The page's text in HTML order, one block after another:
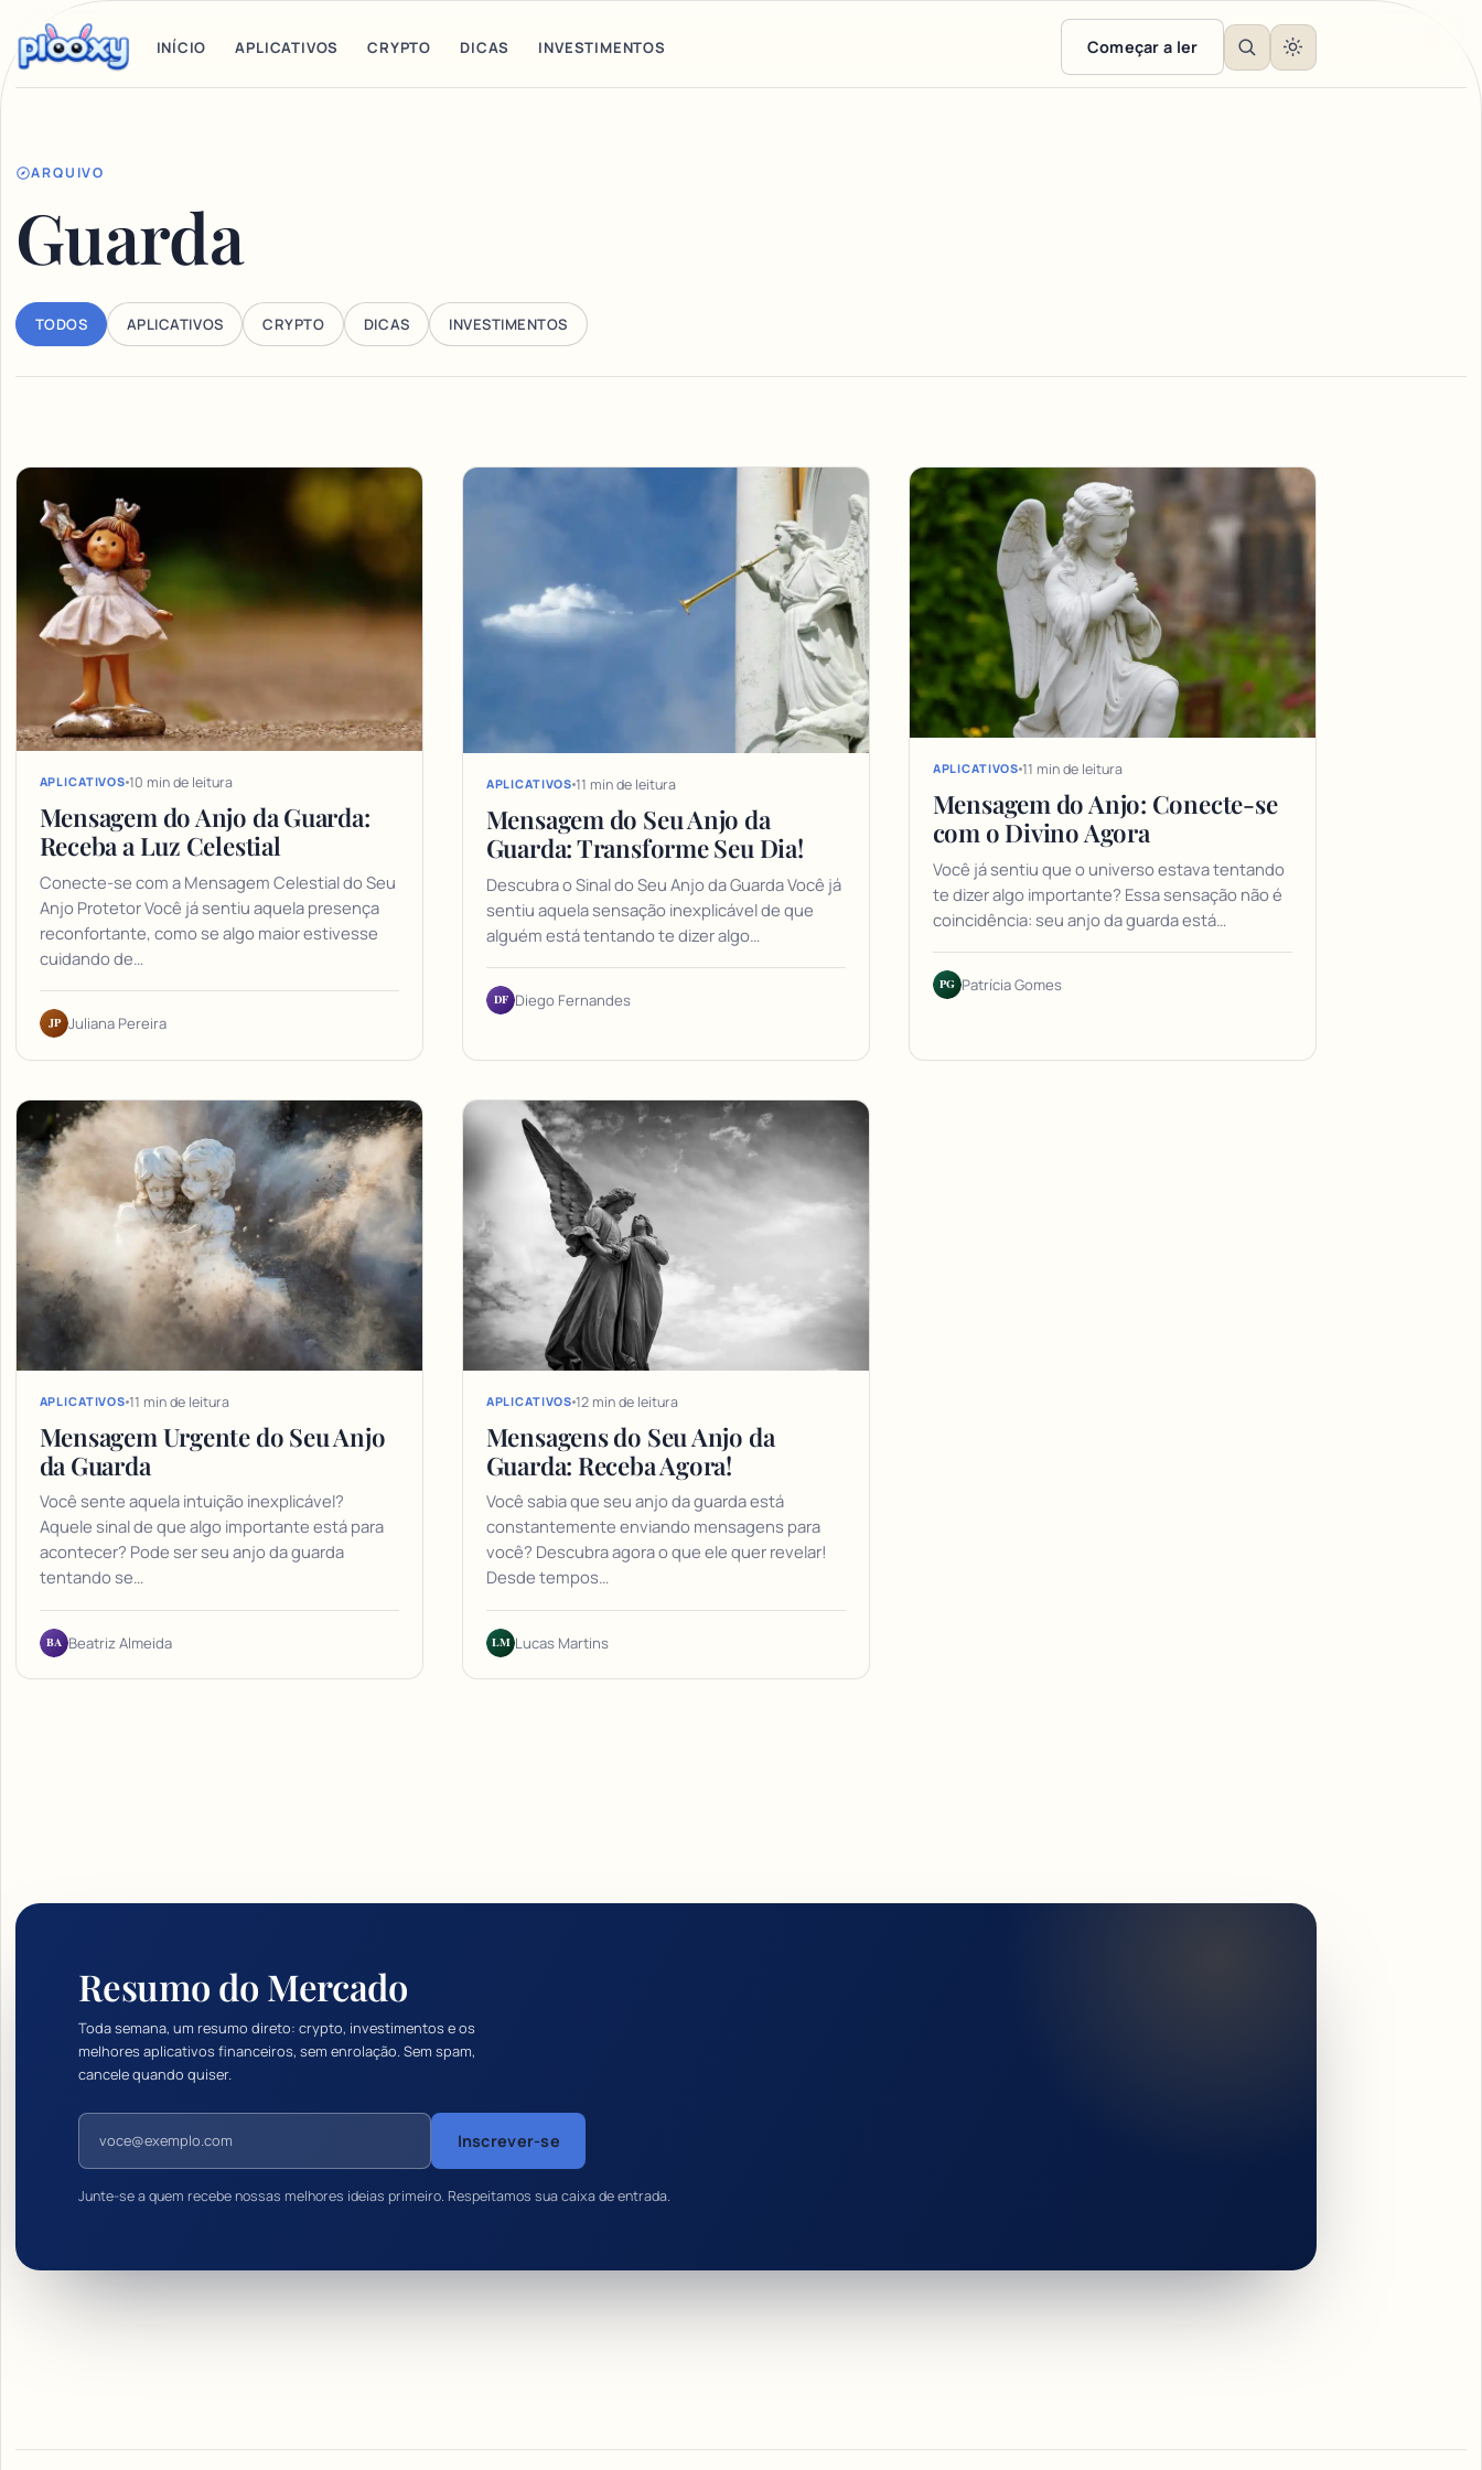
INÍCIO APLICATIVOS CRYPTO DICAS INVESTIMENTOS Começar a ler
ARQUIVO
Guarda
TODOS APLICATIVOS CRYPTO DICAS INVESTIMENTOS
Articles
APLICATIVOS 10 min de leitura
Mensagem do Anjo da Guarda:
Receba a Luz Celestial
Conecte-se com a Mensagem Celestial do Seu
Anjo Protetor Você já sentiu aquela presença
reconfortante, como se algo maior estivesse
cuidando de…
JP Juliana Pereira
APLICATIVOS 11 min de leitura
Mensagem do Seu Anjo da
Guarda: Transforme Seu Dia!
Descubra o Sinal do Seu Anjo da Guarda Você já
sentiu aquela sensação inexplicável de que
alguém está tentando te dizer algo…
DF Diego Fernandes
APLICATIVOS 11 min de leitura
Mensagem do Anjo: Conecte-se
com o Divino Agora
Você já sentiu que o universo estava tentando
te dizer algo importante? Essa sensação não é
coincidência: seu anjo da guarda está…
PG Patrícia Gomes
APLICATIVOS 11 min de leitura
Mensagem Urgente do Seu Anjo
da Guarda
Você sente aquela intuição inexplicável?
Aquele sinal de que algo importante está para
acontecer? Pode ser seu anjo da guarda
tentando se…
BA Beatriz Almeida
APLICATIVOS 12 min de leitura
Mensagens do Seu Anjo da
Guarda: Receba Agora!
Você sabia que seu anjo da guarda está
constantemente enviando mensagens para
você? Descubra agora o que ele quer revelar!
Desde tempos…
LM Lucas Martins
Resumo do Mercado
Toda semana, um resumo direto: crypto, investimentos e os
melhores aplicativos financeiros, sem enrolação. Sem spam,
cancele quando quiser.
Endereço de e-mail
Inscrever-se
Junte-se a quem recebe nossas melhores ideias primeiro. Respeitamos sua caixa de entrada.